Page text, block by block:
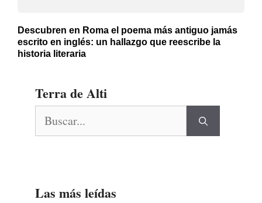
Descubren en Roma el poema más antiguo jamás
escrito en inglés: un hallazgo que reescribe la
historia literaria
Terra de Alti
Las más leídas